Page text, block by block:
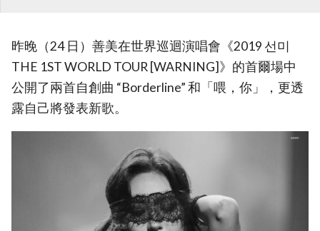
昨晚（24 日）善美在世界巡迴演唱會《2019 선미
THE 1ST WORLD TOUR [WARNING]》的首爾場中
公開了兩首自創曲 “Borderline” 和「喂，你」，更透
露自己將發表新歌。